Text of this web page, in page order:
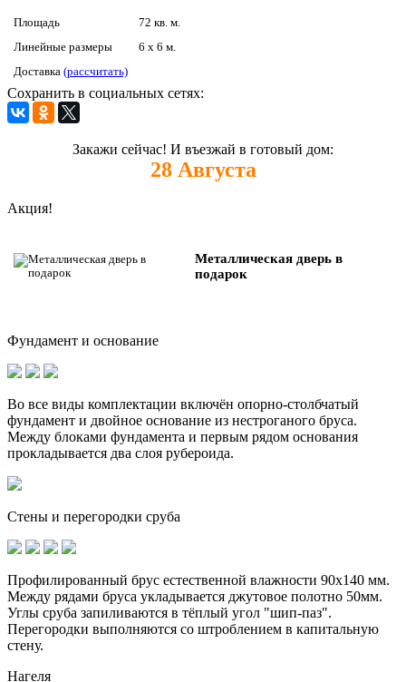
Площадь
72 кв. м.
Линейные размеры
6 x 6 м.
Доставка (рассчитать)
Сохранить в социальных сетях:
Закажи сейчас! И въезжай в готовый дом:
28 Августа
Акция!
Металлическая дверь в
подарок
Фундамент и основание
Во все виды комплектации включён опорно-столбчатый
фундамент и двойное основание из нестроганого бруса.
Между блоками фундамента и первым рядом основания
прокладывается два слоя рубероида.
Стены и перегородки сруба
Профилированный брус естественной влажности 90х140 мм.
Между рядами бруса укладывается джутовое полотно 50мм.
Углы сруба запиливаются в тёплый угол "шип-паз".
Перегородки выполняются со штроблением в капитальную
стену.
Нагеля